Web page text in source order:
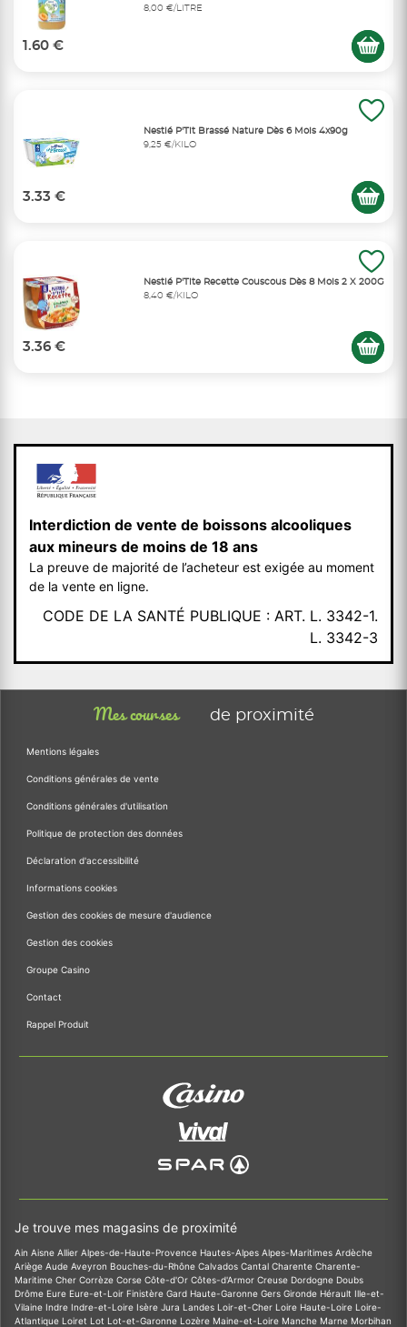
8,00 €/LITRE
1.60 €
Nestlé P'Tit Brassé Nature Dès 6 Mois 4x90g
9,25 €/KILO
3.33 €
Nestlé P'Tite Recette Couscous Dès 8 Mois 2 X 200G
8,40 €/KILO
3.36 €
Interdiction de vente de boissons alcooliques
aux mineurs de moins de 18 ans
La preuve de majorité de l’acheteur est exigée au moment
de la vente en ligne.
CODE DE LA SANTÉ PUBLIQUE : ART. L. 3342-1.
L. 3342-3
Mes courses de proximité
Mentions légales
Conditions générales de vente
Conditions générales d'utilisation
Politique de protection des données
Déclaration d'accessibilité
Informations cookies
Gestion des cookies de mesure d'audience
Gestion des cookies
Groupe Casino
Contact
Rappel Produit
Je trouve mes magasins de proximité
Ain Aisne Allier Alpes-de-Haute-Provence Hautes-Alpes Alpes-Maritimes Ardèche
Ariège Aude Aveyron Bouches-du-Rhône Calvados Cantal Charente Charente-
Maritime Cher Corrèze Corse Côte-d'Or Côtes-d'Armor Creuse Dordogne Doubs
Drôme Eure Eure-et-Loir Finistère Gard Haute-Garonne Gers Gironde Hérault Ille-et-
Vilaine Indre Indre-et-Loire Isère Jura Landes Loir-et-Cher Loire Haute-Loire Loire-
Atlantique Loiret Lot Lot-et-Garonne Lozère Maine-et-Loire Manche Marne Morbihan